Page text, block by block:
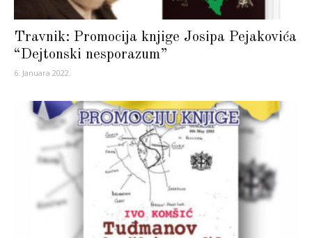
Travnik: Promocija knjige Josipa Pejakovića
“Dejtonski nesporazum”
6. Januara 2022.